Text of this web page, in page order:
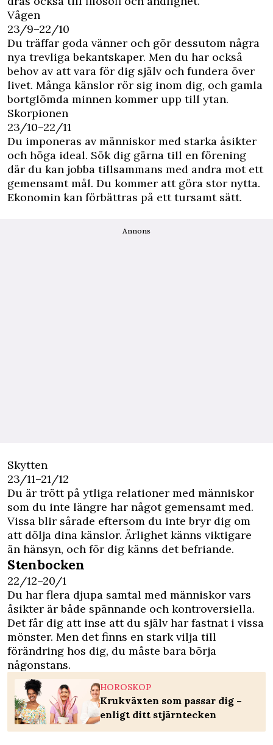
Vågen
23/9–22/10
Du träffar goda vänner och gör dessutom några
nya trevliga bekantskaper. Men du har också
behov av att vara för dig själv och fundera över
livet. Många känslor rör sig inom dig, och gamla
bortglömda minnen kommer upp till ytan.
Skorpionen
23/10–22/11
Du imponeras av människor med starka åsikter
och höga ideal. Sök dig gärna till en förening
där du kan jobba tillsammans med andra mot ett
gemensamt mål. Du kommer att göra stor nytta.
Ekonomin kan förbättras på ett tursamt sätt.
Annons
Skytten
23/11–21/12
Du är trött på ytliga relationer med människor
som du inte längre har något gemensamt med.
Vissa blir sårade eftersom du inte bryr dig om
att dölja dina känslor. Ärlighet känns viktigare
än hänsyn, och för dig känns det befriande.
Stenbocken
22/12–20/1
Du har flera djupa samtal med människor vars
åsikter är både spännande och kontroversiella.
Det får dig att inse att du själv har fastnat i vissa
mönster. Men det finns en stark vilja till
förändring hos dig, du måste bara börja
någonstans.
HOROSKOP
Krukväxten som passar dig –
enligt ditt stjärntecken